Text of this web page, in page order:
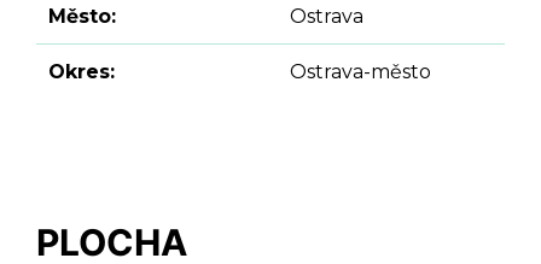
Město: Ostrava
Okres: Ostrava-město
PLOCHA